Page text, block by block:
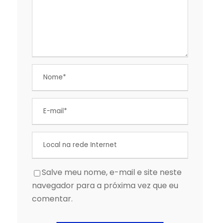
Salve meu nome, e-mail e site neste
navegador para a próxima vez que eu
comentar.